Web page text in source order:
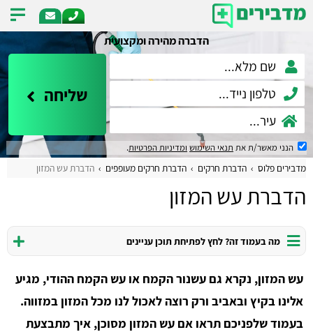
הדברה מהירה ומקצועית
שליחה
הנני מאשר/ת את תנאי השימוש ומדיניות הפרטיות.
מדבירים פלוס הדברת חרקים הדברת חרקים מעופפים הדברת עש המזון
הדברת עש המזון
מה בעמוד זה? לחץ לפתיחת תוכן עניינים
עש המזון, נקרא גם עשנור הקמח או עש הקמח ההודי, מגיע
אלינו בקיץ ובאביב ורק רוצה לאכול לנו מכל המזון במזווה.
בעמוד שלפניכם תראו אם עש המזון מסוכן, איך מתבצעת